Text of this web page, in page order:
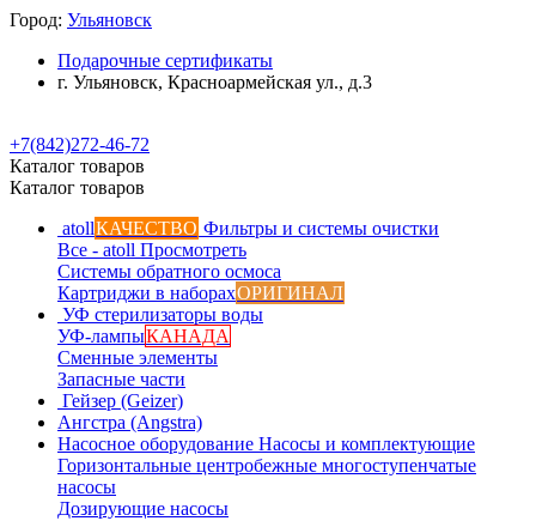
Город: Ульяновск
Подарочные сертификаты
г. Ульяновск, Красноармейская ул., д.3
+7(842)272-46-72
Каталог товаров
Каталог товаров
atollКАЧЕСТВО Фильтры и системы очистки
Все - atoll Просмотреть
Системы обратного осмоса
Картриджи в наборахОРИГИНАЛ
УФ стерилизаторы воды
УФ-лампыКАНАДА
Сменные элементы
Запасные части
Гейзер (Geizer)
Ангстра (Angstra)
Насосное оборудование Насосы и комплектующие
Горизонтальные центробежные многоступенчатые
насосы
Дозирующие насосы